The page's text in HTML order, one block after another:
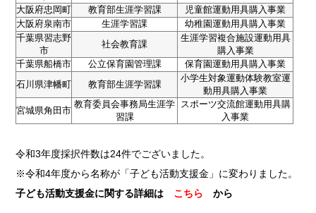
大阪府忠岡町
教育部生涯学習課
児童館運動用具購入事業
大阪府泉南市
生涯学習課
幼稚園運動用具購入事業
千葉県習志野
市
社会教育課
生涯学習複合施設運動用具
購入事業
千葉県船橋市
公立保育園管理課
保育園運動用具購入事業
石川県津幡町
教育部生涯学習課
小学生対象運動体験教室運
動用具購入事業
宮城県角田市
教育委員会事務局生涯学
習課
スポーツ交流館運動用具購
入事業
令和3年度採択件数は24件でございました。
※令和4年度から名称が「子ども活動支援金」に変わりました。
子ども活動支援金に関する詳細は
こちら から